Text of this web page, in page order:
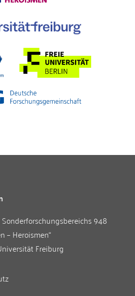
Sonderforschungsbereichs 948
– Heroismen“
Freiburg